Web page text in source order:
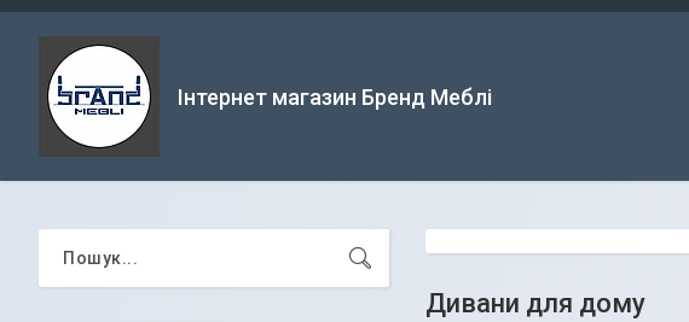
Інтернет магазин Бренд Меблі
Дивани для дому